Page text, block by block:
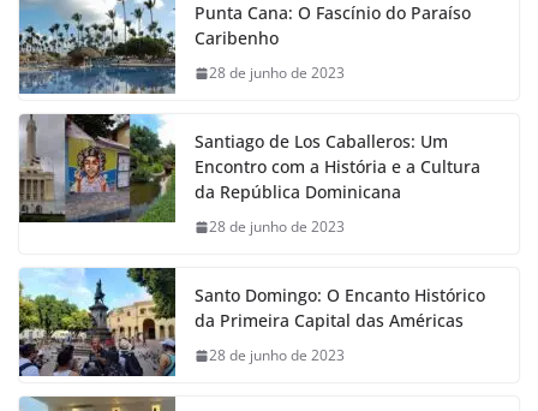
Punta Cana: O Fascínio do Paraíso
Caribenho
28 de junho de 2023
Santiago de Los Caballeros: Um
Encontro com a História e a Cultura
da República Dominicana
28 de junho de 2023
Santo Domingo: O Encanto Histórico
da Primeira Capital das Américas
28 de junho de 2023